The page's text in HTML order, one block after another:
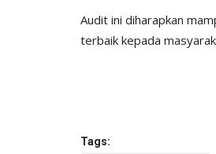
Audit ini diharapkan
terbaik kepada
Tags: